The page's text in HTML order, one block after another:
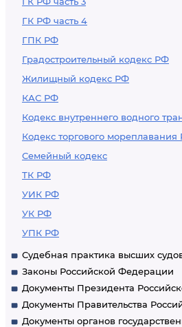
ГК РФ часть 4
ГПК РФ
Градостроительный кодекс РФ
Жилищный кодекс РФ
КАС РФ
Кодекс внутреннего водного
Кодекс торгового
Семейный кодекс
ТК РФ
УИК РФ
УК РФ
УПК РФ
Судебная практика высших
Законы Российской Федерации
Документы Президента
Документы Правительства
Документы органов